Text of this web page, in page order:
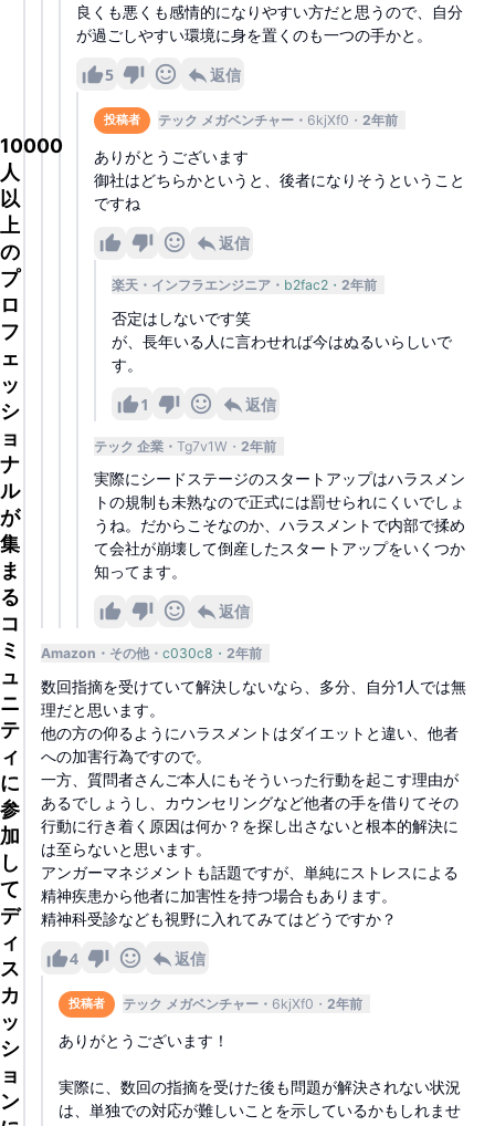
10000
人
以
上
の
プ
ロ
フ
ェ
ッ
シ
ョ
ナ
ル
が
集
ま
る
コ
ミ
ュ
ニ
テ
ィ
に
参
加
し
て
デ
ィ
ス
カ
ッ
シ
ョ
ン
良くも悪くも感情的になりやすい方だと思うので、自分
が過ごしやすい環境に身を置くのも一つの手かと。
5 返信
投稿者 テック メガベンチャー 6kjXf0 2年前
ありがとうございます
御社はどちらかというと、後者になりそうということ
ですね
返信
楽天 インフラエンジニア b2fac2 2年前
否定はしないです笑
が、長年いる人に言わせれば今はぬるいらしいで
す。
1 返信
テック 企業 Tg7v1W 2年前
実際にシードステージのスタートアップはハラスメン
トの規制も未熟なので正式には罰せられにくいでしょ
うね。だからこそなのか、ハラスメントで内部で揉め
て会社が崩壊して倒産したスタートアップをいくつか
知ってます。
返信
Amazon その他 c030c8 2年前
数回指摘を受けていて解決しないなら、多分、自分1人では無
理だと思います。
他の方の仰るようにハラスメントはダイエットと違い、他者
への加害行為ですので。
一方、質問者さんご本人にもそういった行動を起こす理由が
あるでしょうし、カウンセリングなど他者の手を借りてその
行動に行き着く原因は何か？を探し出さないと根本的解決に
は至らないと思います。
アンガーマネジメントも話題ですが、単純にストレスによる
精神疾患から他者に加害性を持つ場合もあります。
精神科受診なども視野に入れてみてはどうですか？
4 返信
投稿者 テック メガベンチャー 6kjXf0 2年前
ありがとうございます！
実際に、数回の指摘を受けた後も問題が解決されない状況
は、単独での対応が難しいことを示しているかもしれませ